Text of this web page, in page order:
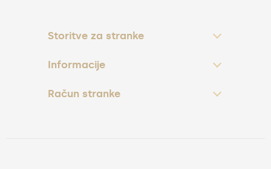
Storitve za stranke
Informacije
Račun stranke